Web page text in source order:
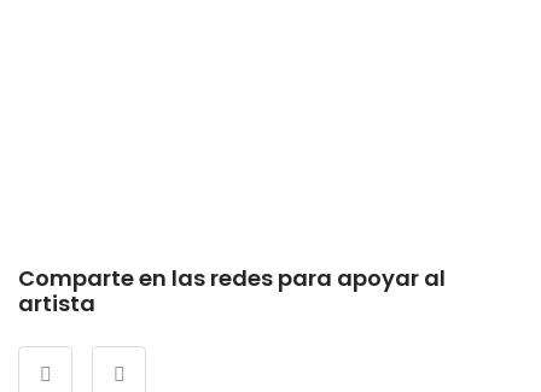
Comparte en las redes para apoyar al
artista